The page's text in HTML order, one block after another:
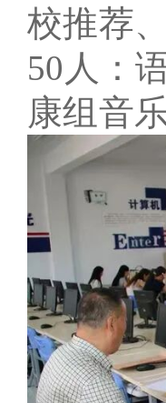
校推荐
50人：
康组音